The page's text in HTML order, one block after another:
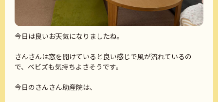
今日は良いお天気になりましたね。
さんさんは窓を開けていると良い感じで風が流れているの
で、べビズも気持ちよさそうです。
今日のさんさん助産院は、